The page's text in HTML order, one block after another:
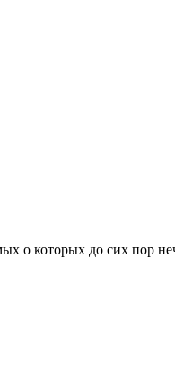
о которых до сих пор